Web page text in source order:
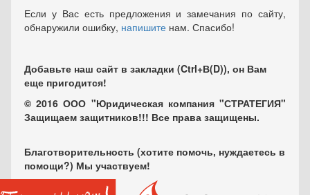
Если у Вас есть предложения и замечания по сайту,
обнаружили ошибку, напишите нам. Спасибо!
Добавьте наш сайт в закладки (Ctrl+В(D)), он Вам
еще пригодится!
© 2016 ООО "Юридическая компания "СТРАТЕГИЯ"
Защищаем защитников!!! Все права защищены.
Благотворительность (хотите помочь, нуждаетесь в
помощи?) Мы участвуем!